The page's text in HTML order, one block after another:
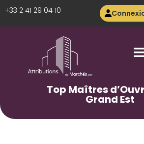
+33 2 41 29 04 10
Top Maîtres
Grand Est